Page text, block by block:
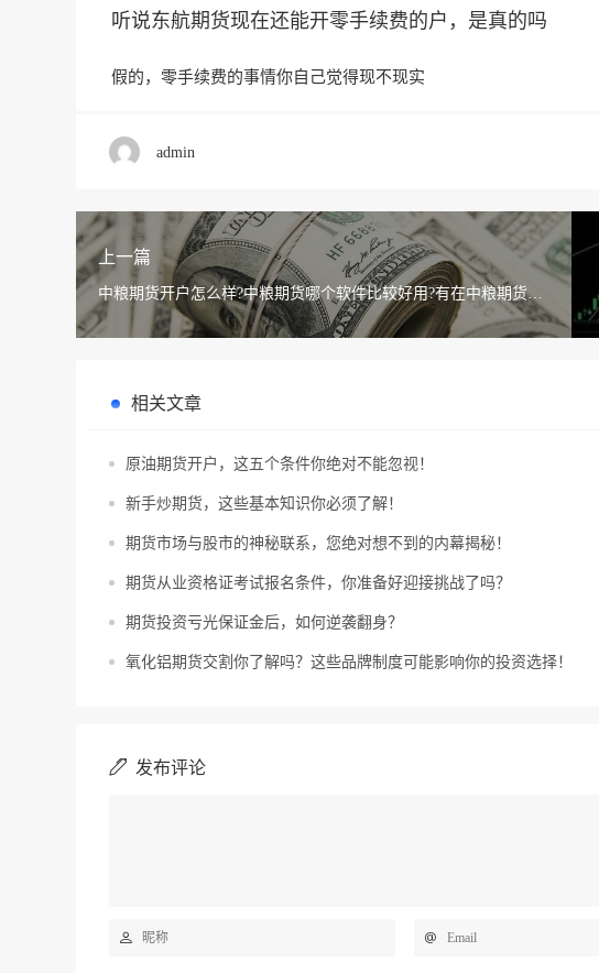
听说东航期货现在还能开零手续费的户，是真的吗
假的，零手续费的事情你自己觉得现不现实
admin
上一篇
中粮期货开户怎么样?中粮期货哪个软件比较好用?有在中粮期货开
户的吗?
相关文章
原油期货开户，这五个条件你绝对不能忽视！
新手炒期货，这些基本知识你必须了解！
期货市场与股市的神秘联系，您绝对想不到的内幕揭秘！
期货从业资格证考试报名条件，你准备好迎接挑战了吗？
期货投资亏光保证金后，如何逆袭翻身？
氧化铝期货交割你了解吗？这些品牌制度可能影响你的投资选择！
发布评论